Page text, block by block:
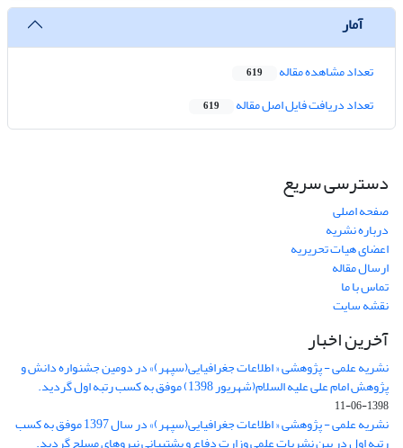
آمار
تعداد مشاهده مقاله 619
تعداد دریافت فایل اصل مقاله 619
دسترسی سریع
صفحه اصلی
درباره نشریه
اعضای هیات تحریریه
ارسال مقاله
تماس با ما
نقشه سایت
آخرین اخبار
نشریه علمی - پژوهشی « اطلاعات جغرافیایی(سپهر)» در دومین جشنواره دانش و
پژوهش امام علی علیه السلام(شهریور 1398) موفق به کسب رتبه اول گردید.
1398-06-11
نشریه علمی - پژوهشی « اطلاعات جغرافیایی(سپهر)» در سال 1397 موفق به کسب